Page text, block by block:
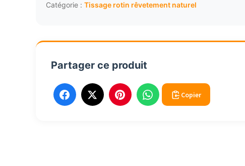
plein
naturel
60cm
Catégorie : Tissage rotin rêvetement naturel
Partager ce produit
Copier